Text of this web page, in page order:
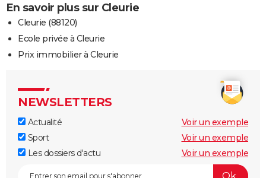
En savoir plus sur Cleurie
Cleurie (88120)
Ecole privée à Cleurie
Prix immobilier à Cleurie
NEWSLETTERS
Actualité
Voir un exemple
Sport
Voir un exemple
Les dossiers d'actu
Voir un exemple